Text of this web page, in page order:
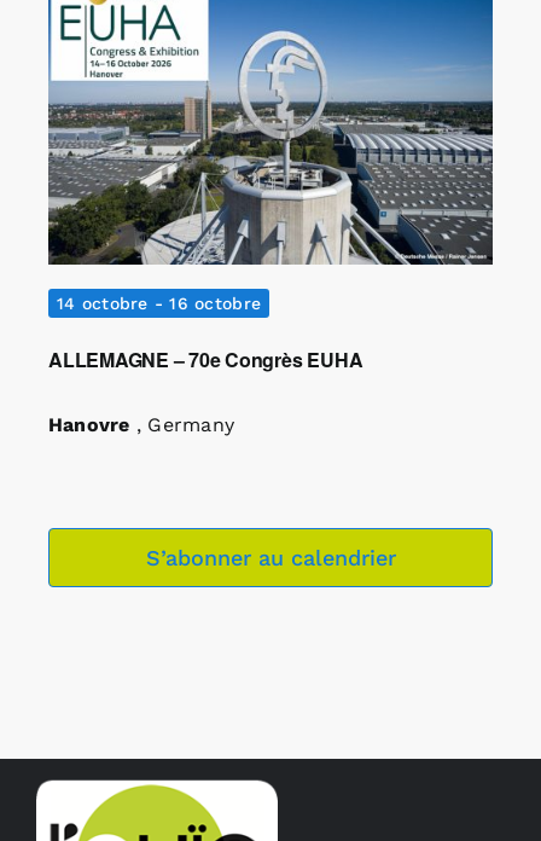
Rechercher:
Annonces emploi
ALLEMAGNE – 70e Congrès EUHA
14 octobre -16 octobre
Hanovre , Germany
S’abonner au calendrier